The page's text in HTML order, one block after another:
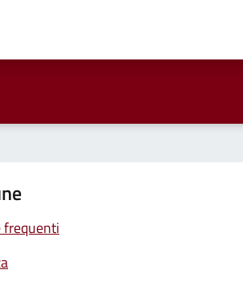
frequenti